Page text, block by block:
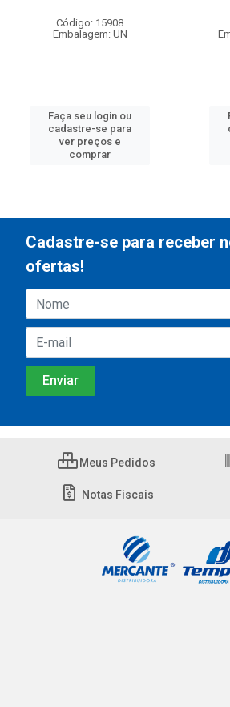
Código: 15908
Embalagem: UN
Faça seu login ou
cadastre-se para
ver preços e
comprar
Cadastre-se para receber
ofertas!
Meus Pedidos
Notas Fiscais